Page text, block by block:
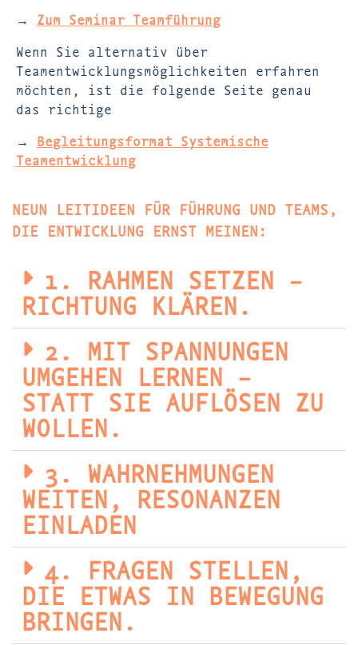
→ Zum Seminar Teamführung
Wenn Sie alternativ über
Teamentwicklungsmöglichkeiten erfahren
möchten, ist die folgende Seite genau
das richtige
→ Begleitungsformat Systemische
Teamentwicklung
NEUN LEITIDEEN FÜR FÜHRUNG UND TEAMS,
DIE ENTWICKLUNG ERNST MEINEN:
1. RAHMEN SETZEN –
RICHTUNG KLÄREN.
2. MIT SPANNUNGEN
UMGEHEN LERNEN –
STATT SIE AUFLÖSEN ZU
WOLLEN.
3. WAHRNEHMUNGEN
WEITEN, RESONANZEN
EINLADEN
4. FRAGEN STELLEN,
DIE ETWAS IN BEWEGUNG
BRINGEN.